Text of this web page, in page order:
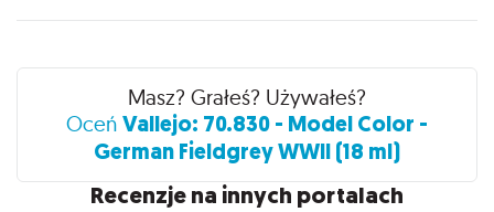
Recenzje
Masz? Grałeś? Używałeś?
Oceń Vallejo: 70.830 - Model Color -
German Fieldgrey WWII (18 ml)
Recenzje na innych portalach